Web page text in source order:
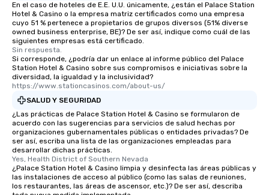
En el caso de hoteles de E.E. U.U. únicamente, ¿están el Palace Station
Hotel & Casino o la empresa matriz certificados como una empresa
cuyo 51 % pertenece a propietarios de grupos diversos (51% diverse
owned business enterprise, BE)? De ser así, indique como cuál de las
siguientes empresas está certificado.
Sin respuesta.
Si corresponde, ¿podría dar un enlace al informe público del Palace
Station Hotel & Casino sobre sus compromisos e iniciativas sobre la
diversidad, la igualdad y la inclusividad?
https://www.stationcasinos.com/about-us/
SALUD Y SEGURIDAD
¿Las prácticas de Palace Station Hotel & Casino se formularon de
acuerdo con las sugerencias para servicios de salud hechas por
organizaciones gubernamentales públicas o entidades privadas? De
ser así, escriba una lista de las organizaciones empleadas para
desarrollar dichas prácticas.
Yes, Health District of Southern Nevada
¿Palace Station Hotel & Casino limpia y desinfecta las áreas públicas y
las instalaciones de acceso al público (como las salas de reuniones,
los restaurantes, las áreas de ascensor, etc.)? De ser así, describa